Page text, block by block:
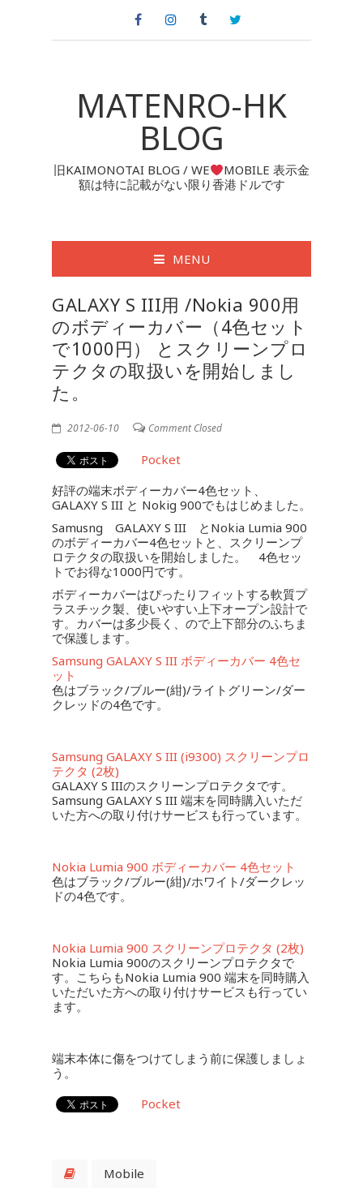
MATENRO-HK
BLOG
旧KAIMONOTAI BLOG / WE
MOBILE 表示金
額は特に記載がない限り香港ドルです
MENU
GALAXY S III用 /Nokia 900用
のボディーカバー（4色セット
で1000円） とスクリーンプロ
テクタの取扱いを開始しまし
た。
2012-06-10 Comment Closed
Pocket
好評の端末ボディーカバー4色セット、
GALAXY S III と Nokig 900でもはじめました。
Samusng GALAXY S III とNokia Lumia 900
のボディーカバー4色セットと、スクリーンプ
ロテクタの取扱いを開始しました。 4色セッ
トでお得な1000円です。
ボディーカバーはぴったりフィットする軟質プ
ラスチック製、使いやすい上下オープン設計で
す。カバーは多少長く、ので上下部分のふちま
で保護します。
Samsung GALAXY S III ボディーカバー 4色セ
ット
色はブラック/ブルー(紺)/ライトグリーン/ダー
クレッドの4色です。
Samsung GALAXY S III (i9300) スクリーンプロ
テクタ (2枚)
GALAXY S IIIのスクリーンプロテクタです。
Samsung GALAXY S III 端末を同時購入いただ
いた方への取り付けサービスも行っています。
Nokia Lumia 900 ボディーカバー 4色セット
色はブラック/ブルー(紺)/ホワイト/ダークレッ
ドの4色です。
Nokia Lumia 900 スクリーンプロテクタ (2枚)
Nokia Lumia 900のスクリーンプロテクタで
す。こちらもNokia Lumia 900 端末を同時購入
いただいた方への取り付けサービスも行ってい
ます。
端末本体に傷をつけてしまう前に保護しましょ
う。
Pocket
Mobile